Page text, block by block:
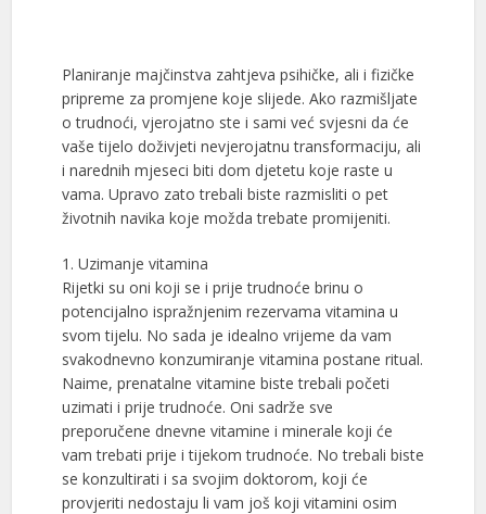
Planiranje majčinstva zahtjeva psihičke, ali i fizičke
pripreme za promjene koje slijede. Ako razmišljate
o trudnoći, vjerojatno ste i sami već svjesni da će
vaše tijelo doživjeti nevjerojatnu transformaciju, ali
i narednih mjeseci biti dom djetetu koje raste u
vama. Upravo zato trebali biste razmisliti o pet
životnih navika koje možda trebate promijeniti.
1. Uzimanje vitamina
Rijetki su oni koji se i prije trudnoće brinu o
potencijalno ispražnjenim rezervama vitamina u
svom tijelu. No sada je idealno vrijeme da vam
svakodnevno konzumiranje vitamina postane ritual.
Naime, prenatalne vitamine biste trebali početi
uzimati i prije trudnoće. Oni sadrže sve
preporučene dnevne vitamine i minerale koji će
vam trebati prije i tijekom trudnoće. No trebali biste
se konzultirati i sa svojim doktorom, koji će
provjeriti nedostaju li vam još koji vitamini osim